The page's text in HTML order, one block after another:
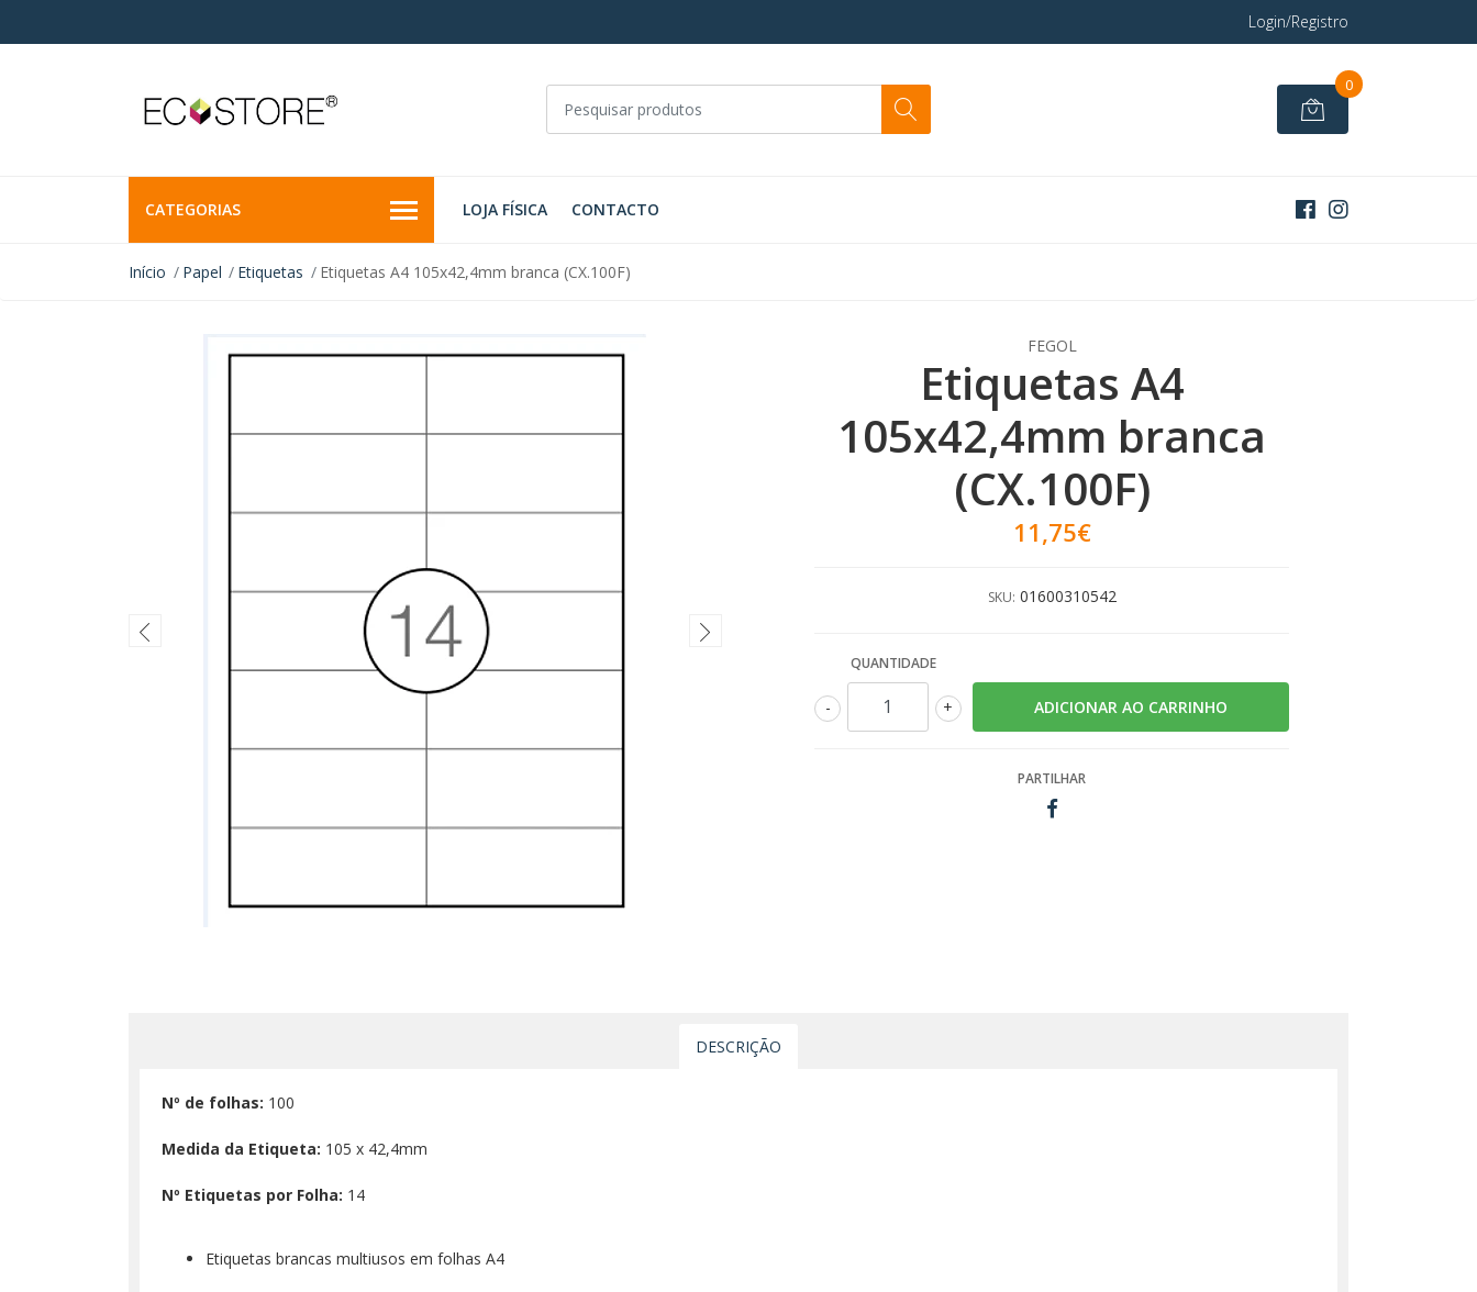
Login/Registro
0
CATEGORIAS LOJA FÍSICA CONTACTO
Início Papel Etiquetas Etiquetas A4 105x42,4mm branca (CX.100F)
FEGOL
Etiquetas A4
105x42,4mm branca
(CX.100F)
11,75€
SKU: 01600310542
QUANTIDADE
+
-
PARTILHAR
DESCRIÇÃO
Nº de folhas: 100
Medida da Etiqueta: 105 x 42,4mm
Nº Etiquetas por Folha: 14
Etiquetas brancas multiusos em folhas A4